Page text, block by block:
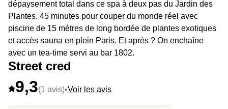
dépaysement total dans ce spa à deux pas du Jardin des
Plantes. 45 minutes pour couper du monde réel avec
piscine de 15 mètres de long bordée de plantes exotiques
et accès sauna en plein Paris. Et après ? On enchaîne
avec un tea-time servi au bar 1802.
Street cred
9,3(1 avis)•Voir les avis